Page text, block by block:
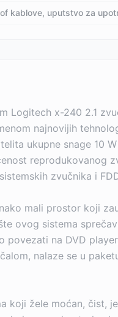
kablove, uputstvo za
Logitech x-240 2.1
najnovijih
ukupne snage 10
reprodukovanog
zvučnika i
mali prostor koji
ovog sistema
na DVD
nalaze se u
žele moćan, čist,